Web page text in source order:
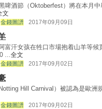
啤酒節（Oktoberfest）將在本月
文
金錢圖譜 2017年09月09日
富汗女孩在牲口市場抱着山羊等候
...全文
金錢圖譜 2017年09月02日
Hill Carnival）被認為是歐洲
金錢圖譜 2017年09月02日